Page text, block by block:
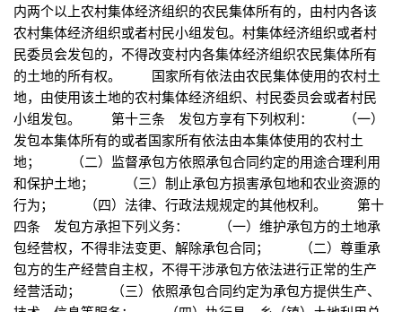
内两个以上农村集体经济组织的农民集体所有的，由村内各该
农村集体经济组织或者村民小组发包。村集体经济组织或者村
民委员会发包的，不得改变村内各集体经济组织农民集体所有
的土地的所有权。 国家所有依法由农民集体使用的农村土
地，由使用该土地的农村集体经济组织、村民委员会或者村民
小组发包。 第十三条 发包方享有下列权利： （一）
发包本集体所有的或者国家所有依法由本集体使用的农村土
地； （二）监督承包方依照承包合同约定的用途合理利用
和保护土地； （三）制止承包方损害承包地和农业资源的
行为； （四）法律、行政法规规定的其他权利。 第十
四条 发包方承担下列义务： （一）维护承包方的土地承
包经营权，不得非法变更、解除承包合同； （二）尊重承
包方的生产经营自主权，不得干涉承包方依法进行正常的生产
经营活动； （三）依照承包合同约定为承包方提供生产、